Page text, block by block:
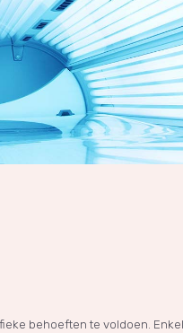
behoeften te voldoen.